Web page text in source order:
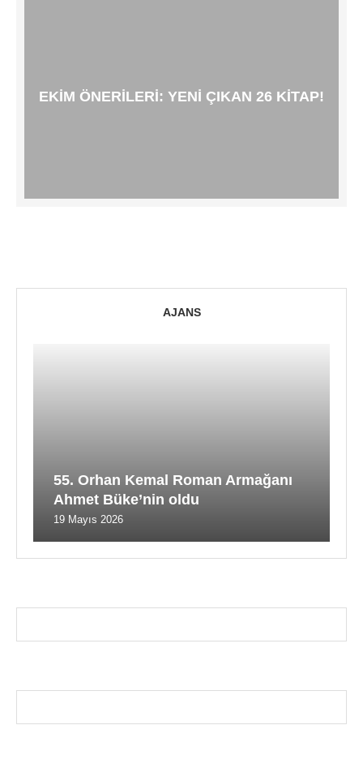
EKIM ÖNERILERI: YENI ÇIKAN 26 KITAP!
AJANS
55. Orhan Kemal Roman Armağanı
Ahmet Büke’nin oldu
19 Mayıs 2026